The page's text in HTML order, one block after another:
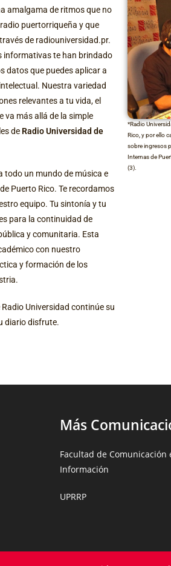
amalgama de ritmos que no
puertorriqueña y que
de radiouniversidad.pr.
informativas te han brindado
datos que puedes aplicar a
Nuestra variedad
relevantes a tu vida, el
va más allá de la simple
de Radio Universidad de
todo un mundo de música e
Puerto Rico. Te recordamos
equipo. Tu sintonía y tu
para la continuidad de
y comunitaria. Esta
con nuestro
y formación de los
Universidad continúe su
diario disfrute.
*Radio
Rico, y por ello
sobre ingresos
Internas de
(3).
Más
Facultad de Comunicación
Información
UPRRP